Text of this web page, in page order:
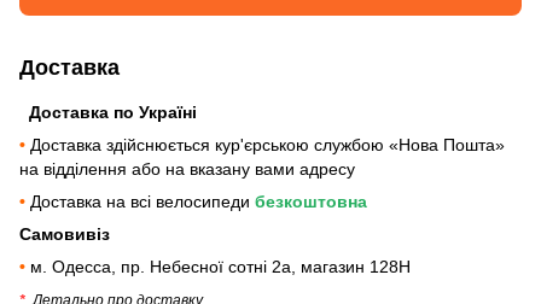
Доставка
Доставка по Україні
• Доставка здійснюється кур'єрською службою «Нова Пошта»
на відділення або на вказану вами адресу
• Доставка на всі велосипеди безкоштовна
Самовивіз
• м. Одесса, пр. Небесної сотні 2а, магазин 128Н
* Детально про доставку_